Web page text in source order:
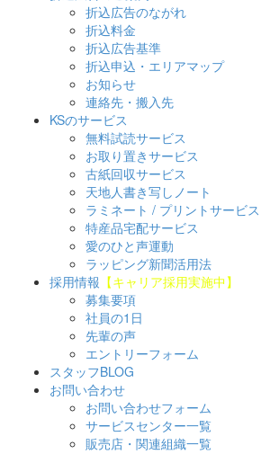
折込広告のながれ
折込料金
折込広告基準
折込申込・エリアマップ
お知らせ
連絡先・搬入先
KSのサービス
無料試読サービス
お取り置きサービス
古紙回収サービス
天地人書き写しノート
ラミネート / プリントサービス
特産品宅配サービス
愛のひと声運動
ラッピング新聞活用法
採用情報 【キャリア採用実施中】
募集要項
社員の1日
先輩の声
エントリーフォーム
スタッフBLOG
お問い合わせ
お問い合わせフォーム
サービスセンター一覧
販売店・関連組織一覧